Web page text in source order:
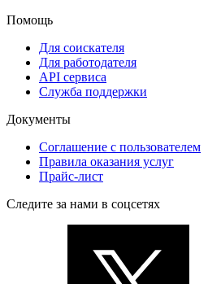
Помощь
Для соискателя
Для работодателя
API сервиса
Служба поддержки
Документы
Соглашение с пользователем
Правила оказания услуг
Прайс-лист
Следите за нами в соцсетях